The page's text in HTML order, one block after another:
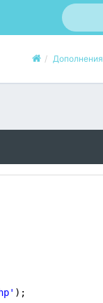
Дополнения
);